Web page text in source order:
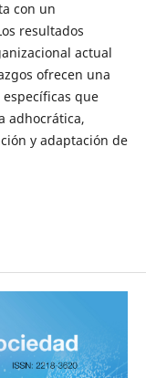
con un
resultados
actual
ofrecen una
que
adhocrática,
y adaptación de